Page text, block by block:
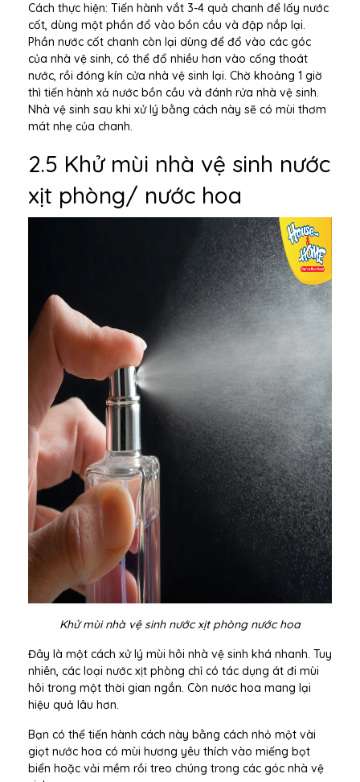
Cách thực hiện: Tiến hành vắt 3-4 quả chanh để lấy nước
cốt, dùng một phần đổ vào bồn cầu và đập nắp lại.
Phần nước cốt chanh còn lại dùng để đổ vào các góc
của nhà vệ sinh, có thể đổ nhiều hơn vào cống thoát
nước, rồi đóng kín cửa nhà vệ sinh lại. Chờ khoảng 1 giờ
thì tiến hành xả nước bồn cầu và đánh rửa nhà vệ sinh.
Nhà vệ sinh sau khi xử lý bằng cách này sẽ có mùi thơm
mát nhẹ của chanh.
2.5 Khử mùi nhà vệ sinh nước
xịt phòng/ nước hoa
Khử mùi nhà vệ sinh nước xịt phòng nước hoa
Đây là một cách xử lý mùi hôi nhà vệ sinh khá nhanh. Tuy
nhiên, các loại nước xịt phòng chỉ có tác dụng át đi mùi
hôi trong một thời gian ngắn. Còn nước hoa mang lại
hiệu quả lâu hơn.
Bạn có thể tiến hành cách này bằng cách nhỏ một vài
giọt nước hoa có mùi hương yêu thích vào miếng bọt
biển hoặc vải mềm rồi treo chúng trong các góc nhà vệ